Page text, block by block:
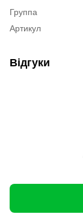
Группа
Артикул
Відгуки